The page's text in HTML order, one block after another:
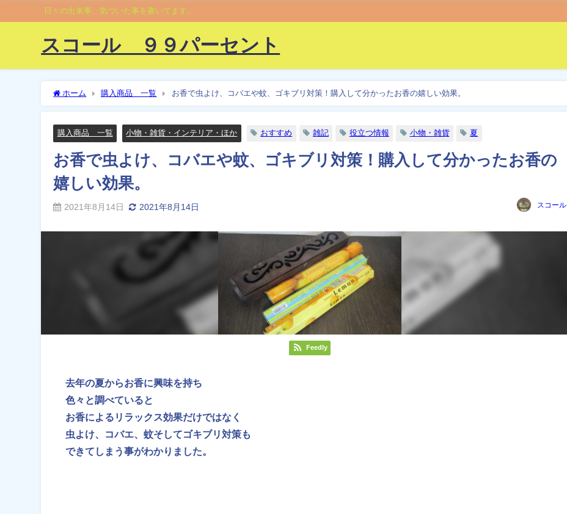
日々の出来事、気づいた事を書いてます。
スコール ９９パーセント
ホーム 購入商品 一覧 お香で虫よけ、コバエや蚊、ゴキブリ対策！購入して分かったお香の嬉しい効果。
購入商品 一覧 小物・雑貨・インテリア・ほか おすすめ 雑記 役立つ情報 小物・雑貨 夏
お香で虫よけ、コバエや蚊、ゴキブリ対策！購入して分かったお香の
嬉しい効果。
2021年8月14日 2021年8月14日 スコール
Feedly
去年の夏からお香に興味を持ち
色々と調べていると
お香によるリラックス効果だけではなく
虫よけ、コバエ、蚊そしてゴキブリ対策も
できてしまう事がわかりました。